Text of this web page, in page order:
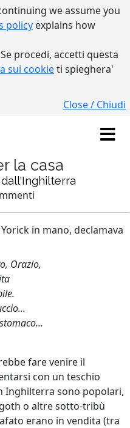
we assume you
policy explains how
procedi, accetti questa
sui cookieti spieghera'
Close / Chiudi
la casa
in mano, declamava
Orazio,
fare venire il
con un teschio
Inghilterra sono popolari,
o altre sotto-tribù
erano in vendita (tra